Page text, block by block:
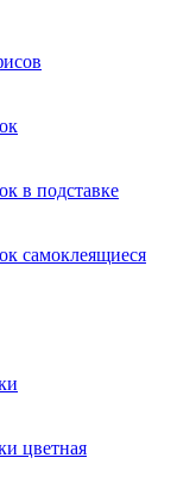
в подставке
самоклеящиеся
цветная